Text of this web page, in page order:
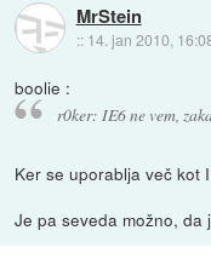
MrStein
:: 14. jan 2010,
boolie :
r0ker: IE6 ne vem,
Ker se uporablja več kot
Je pa seveda možno, da